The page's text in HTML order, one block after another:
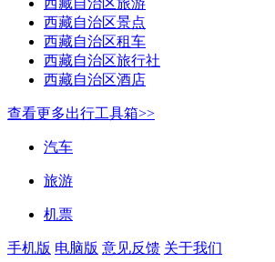
西藏自治区景点
西藏自治区租车
西藏自治区旅行社
西藏自治区酒店
查看更多出行工具箱>>
汽车
旅游
机票
手机版 电脑版 意见反馈 关于我们